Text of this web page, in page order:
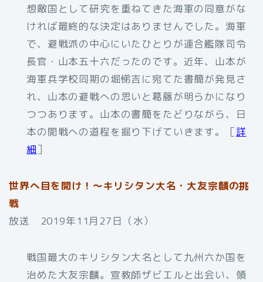
想敵国として研究を重ねてきた海軍の同意がな
ければ最終的な決定はありませんでした。海軍
で、避戦派の中心にいたひとりが連合艦隊司令
長官・山本五十六だったのです。近年、山本が
海軍兵学校同期の堀悌吉に宛てた書簡が発見さ
れ、山本の避戦への思いと葛藤が明らかになり
つつあります。山本の書簡をたどりながら、日
本の開戦への道程を掘り下げていきます。［詳
細］
世界へ目を開け！～キリシタン大名・大友宗麟の挑
戦
放送 2019年11月27日（水）
戦国最大のキリシタン大名として九州六か国を
治めた大友宗麟。宣教師ザビエルと出会い、領